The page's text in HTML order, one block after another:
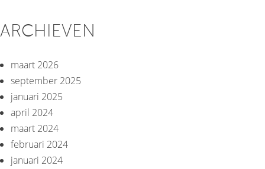
ARCHIEVEN
maart 2026
september 2025
januari 2025
april 2024
maart 2024
februari 2024
januari 2024